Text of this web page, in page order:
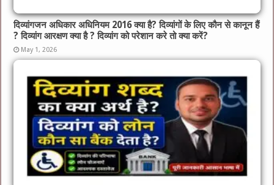
दिव्यांगजन अधिकार अधिनियम 2016 क्या है? दिव्यांगों के लिए कौन से कानून हैं
? दिव्यांग आरक्षण क्या है ? दिव्यांग को परेशान करे तो क्या करें?
May 1, 2026